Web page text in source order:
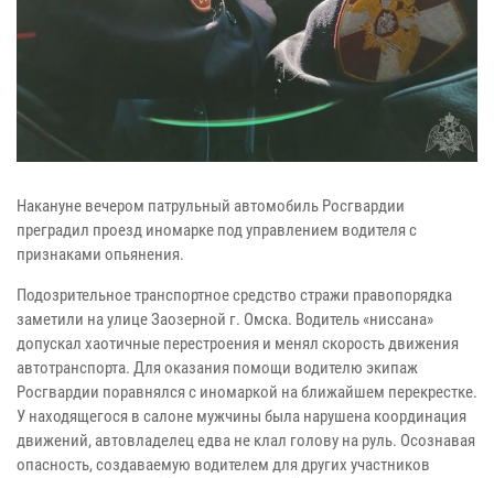
Накануне вечером патрульный автомобиль Росгвардии
преградил проезд иномарке под управлением водителя с
признаками опьянения.
Подозрительное транспортное средство стражи правопорядка
заметили на улице Заозерной г. Омска. Водитель «ниссана»
допускал хаотичные перестроения и менял скорость движения
автотранспорта. Для оказания помощи водителю экипаж
Росгвардии поравнялся с иномаркой на ближайшем перекрестке.
У находящегося в салоне мужчины была нарушена координация
движений, автовладелец едва не клал голову на руль. Осознавая
опасность, создаваемую водителем для других участников